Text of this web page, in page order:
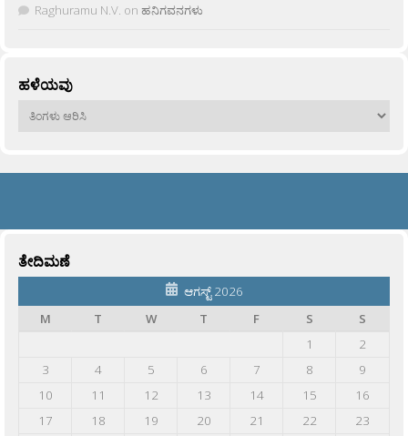
Raghuramu N.V. on ಹನಿಗವನಗಳು
ಹಳೆಯವು
ಹಳೆಯವು
ತೇದಿಮಣೆ
ಆಗಸ್ಟ್ 2026
M
T W T F S
S
1
2
3
4 5 6 7 8
9
10
11 12 13 14 15
16
17
18 19 20 21 22
23